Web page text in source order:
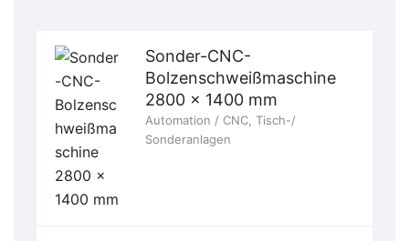
Sonder-CNC-
Bolzenschweißmaschine
2800 x 1400 mm
Automation / CNC Tisch-/
Sonderanlagen